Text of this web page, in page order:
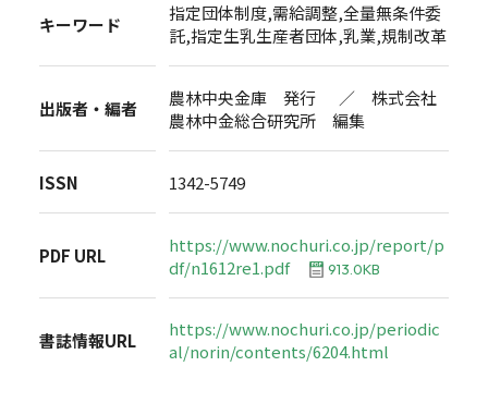
キーワード
指定団体制度,需給調整,全量無条件委
託,指定生乳生産者団体,乳業,規制改革
出版者・編者
農林中央金庫 発行 ／ 株式会社
農林中金総合研究所 編集
ISSN 1342-5749
PDF URL
https://www.nochuri.co.jp/report/p
df/n1612re1.pdf
913.0KB
書誌情報URL
https://www.nochuri.co.jp/periodic
al/norin/contents/6204.html